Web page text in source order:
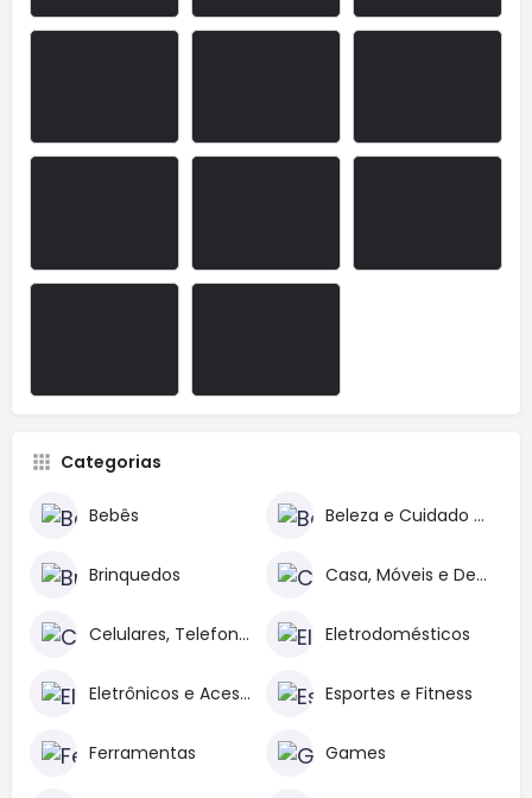
Categorias
Bebês Beleza e Cuidado Pessoal
Brinquedos Casa, Móveis e Decoração
Celulares, Telefones e Acessórios Eletrodomésticos
Eletrônicos e Acessórios Esportes e Fitness
Ferramentas Games